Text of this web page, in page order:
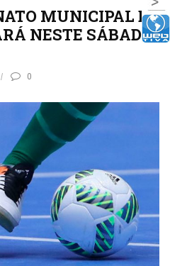
MUNICIPAL DE
NESTE SÁBADO
0